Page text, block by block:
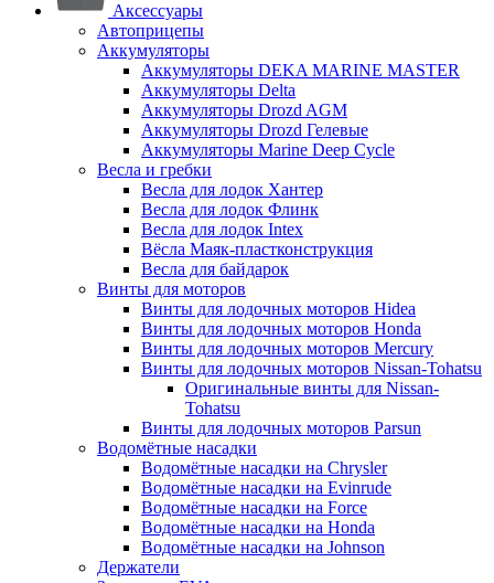
Аксессуары
Автоприцепы
Аккумуляторы
Аккумуляторы DEKA MARINE MASTER
Аккумуляторы Delta
Аккумуляторы Drozd AGM
Аккумуляторы Drozd Гелевые
Аккумуляторы Marine Deep Cycle
Весла и гребки
Весла для лодок Хантер
Весла для лодок Флинк
Весла для лодок Intex
Вёсла Маяк-пластконструкция
Весла для байдарок
Винты для моторов
Винты для лодочных моторов Hidea
Винты для лодочных моторов Honda
Винты для лодочных моторов Mercury
Винты для лодочных моторов Nissan-Tohatsu
Оригинальные винты для Nissan-
Tohatsu
Винты для лодочных моторов Parsun
Водомётные насадки
Водомётные насадки на Chrysler
Водомётные насадки на Evinrude
Водомётные насадки на Force
Водомётные насадки на Honda
Водомётные насадки на Johnson
Держатели